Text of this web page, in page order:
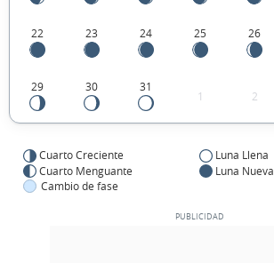
22 23 24 25 26
29 30 31
1 2
Cuarto Creciente
Luna Llena
Cuarto Menguante
Luna Nueva
Cambio de fase